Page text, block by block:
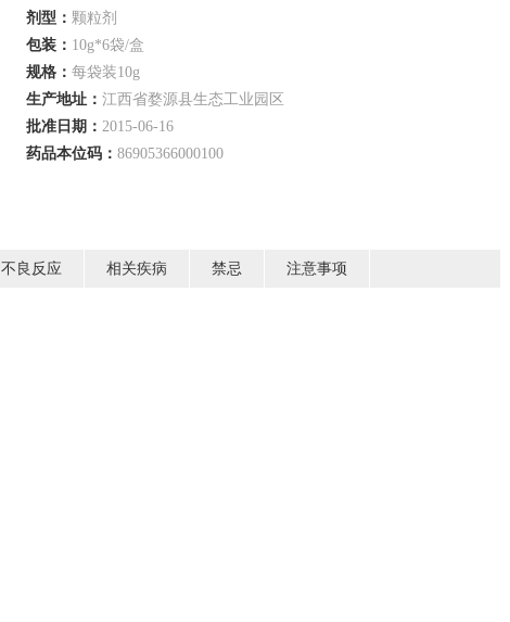
剂型：颗粒剂
包装： 10g*6袋/盒
规格：每袋装10g
生产地址：江西省婺源县生态工业园区
批准日期：2015-06-16
药品本位码：86905366000100
不良反应 相关疾病 禁忌 注意事项